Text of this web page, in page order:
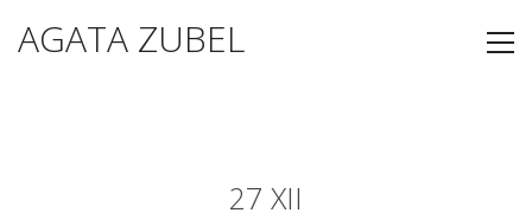
AGATA ZUBEL
27 XII